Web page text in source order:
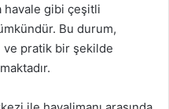
havale gibi çeşitli
Bu durum,
ve pratik bir şekilde